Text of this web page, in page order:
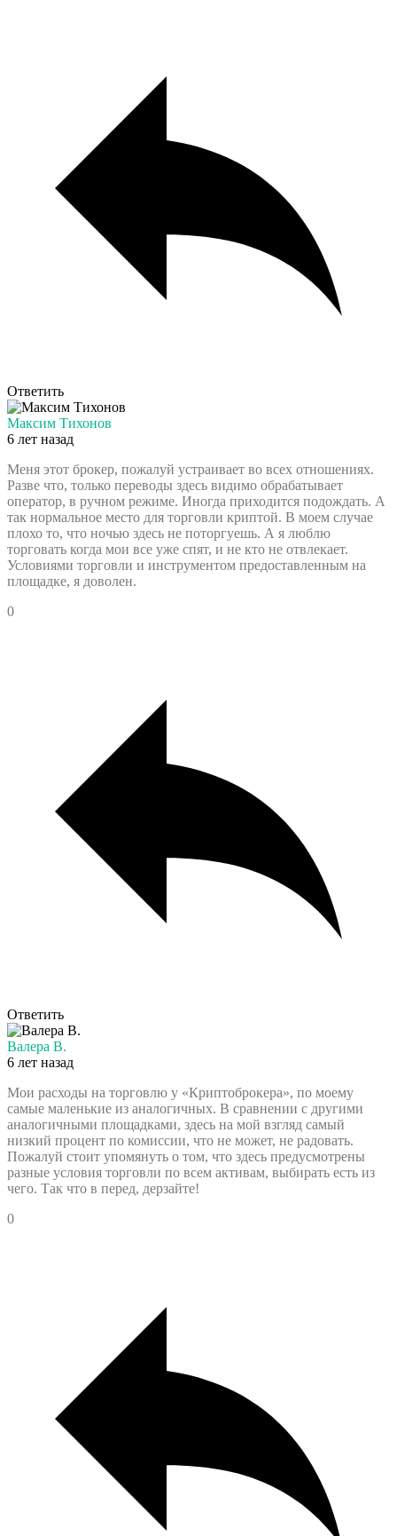
Ответить
Максим Тихонов
6 лет назад
Меня этот брокер, пожалуй устраивает во всех отношениях.
Разве что, только переводы здесь видимо обрабатывает
оператор, в ручном режиме. Иногда приходится подождать. А
так нормальное место для торговли криптой. В моем случае
плохо то, что ночью здесь не поторгуешь. А я люблю
торговать когда мои все уже спят, и не кто не отвлекает.
Условиями торговли и инструментом предоставленным на
площадке, я доволен.
0
Ответить
Валера В.
6 лет назад
Мои расходы на торговлю у «Криптоброкера», по моему
самые маленькие из аналогичных. В сравнении с другими
аналогичными площадками, здесь на мой взгляд самый
низкий процент по комиссии, что не может, не радовать.
Пожалуй стоит упомянуть о том, что здесь предусмотрены
разные условия торговли по всем активам, выбирать есть из
чего. Так что в перед, дерзайте!
0